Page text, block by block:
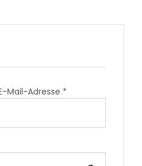
Mail-Adresse *